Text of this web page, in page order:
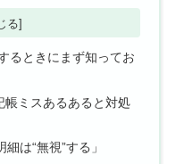
るときにまず知ってお
帳ミスあるあると対処
は“無視”する」